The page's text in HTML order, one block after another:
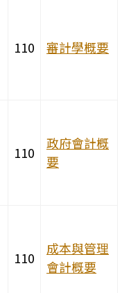
110 審計學概要
110
政府會計概
要
110
成本與管理
會計概要